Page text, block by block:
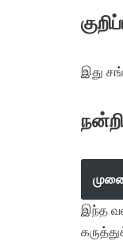
இது
நன்றி
இந்த